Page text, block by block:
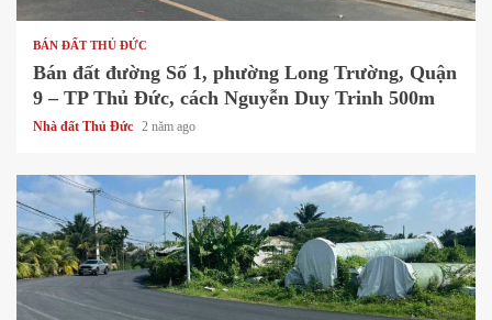
BÁN ĐẤT THỦ ĐỨC
Bán đất đường Số 1, phường Long Trường, Quận
9 – TP Thủ Đức, cách Nguyễn Duy Trinh 500m
Nhà đất Thủ Đức 2 năm ago